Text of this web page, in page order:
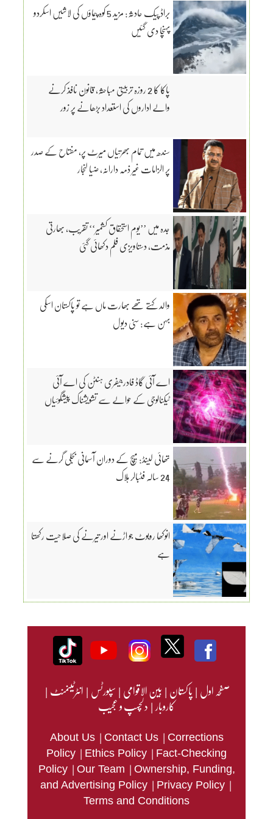
براڈ پیک حادثہ: مزید 5 کوہ پیماؤں کی لاشیں اسکردو
پہنچا دی گئیں
پاکا کا 2 روزہ تربیتی مباحثہ، قانون نافذ کرنے
والے اداروں کی استعداد بڑھانے پر زور
سندھ میں تمام بھرتیاں میرٹ پر، مفتاح کے صدر
پر الزامات غیر ذمہ دارانہ، ضیا لنجار
جدہ میں ’’یوم استحقاق کشمیر‘‘ تقریب، بھارتی
مذمت، دستاویزی فلم دکھائی گئی
والد کہتے تھے بھارت ماں ہے تو پاکستان اسکی
بہن ہے: سنی دیول
اے آئی گاڈ فادرجیفری ہنٹن کی اے آئی
ٹیکنالوجی کے حوالے سے تشویشناک پیشگوئیاں
تھائی لینڈ: میچ کے دوران آسمانی بجلی گرنے سے
24 سالہ فٹبالر ہلاک
انوکھا روبوٹ جو اڑنے اور تیرنے کی صلاحیت رکھتا
ہے
صفحہ اول|پاکستان|بین الاقوامی|سپورٹس|انٹرٹینمنٹ|
کاروبار|دلچسپ و عجیب
About Us | Contact Us | Corrections
Policy | Ethics Policy | Fact-Checking
Policy | Our Team | Ownership, Funding,
and Advertising Policy | Privacy Policy |
Terms and Conditions